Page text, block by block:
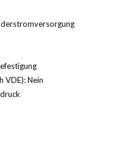
VDE): Nein